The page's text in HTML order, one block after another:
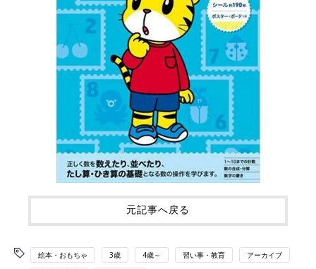
元記事へ戻る
絵本・おもちゃ 3歳 4歳～ 習い事・教育 アーカイブ